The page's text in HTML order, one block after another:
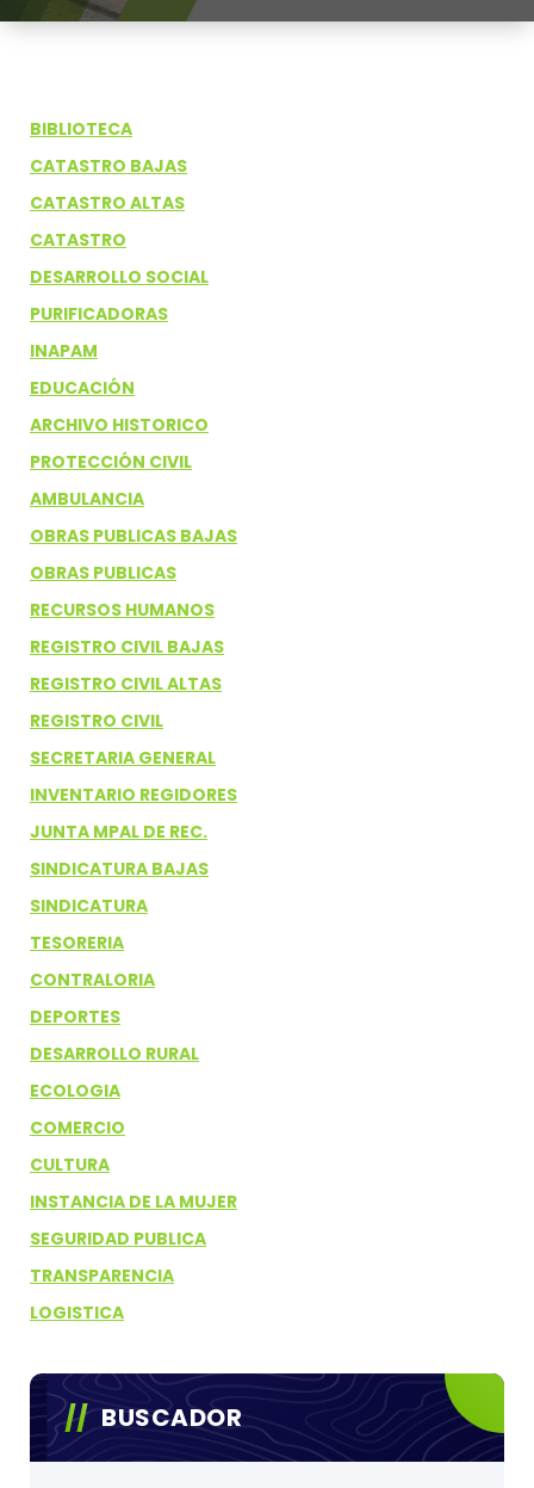
BIBLIOTECA
CATASTRO BAJAS
CATASTRO ALTAS
CATASTRO
DESARROLLO SOCIAL
PURIFICADORAS
INAPAM
EDUCACIÓN
ARCHIVO HISTORICO
PROTECCIÓN CIVIL
AMBULANCIA
OBRAS PUBLICAS BAJAS
OBRAS PUBLICAS
RECURSOS HUMANOS
REGISTRO CIVIL BAJAS
REGISTRO CIVIL ALTAS
REGISTRO CIVIL
SECRETARIA GENERAL
INVENTARIO REGIDORES
JUNTA MPAL DE REC.
SINDICATURA BAJAS
SINDICATURA
TESORERIA
CONTRALORIA
DEPORTES
DESARROLLO RURAL
ECOLOGIA
COMERCIO
CULTURA
INSTANCIA DE LA MUJER
SEGURIDAD PUBLICA
TRANSPARENCIA
LOGISTICA
BUSCADOR